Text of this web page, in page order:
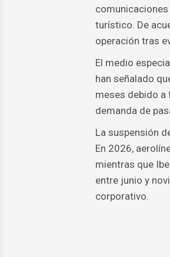
turístico. De
operación tras
El medio
han señalado
meses debido
demanda de
La suspensión
En 2026,
mientras que
entre junio y
corporativo.